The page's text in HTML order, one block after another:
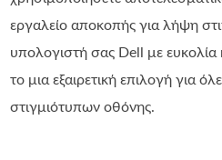
εργαλείο αποκοπής για λήψη
υπολογιστή σας Dell με ευκολία
το μια εξαιρετική επιλογή για
στιγμιότυπων οθόνης.